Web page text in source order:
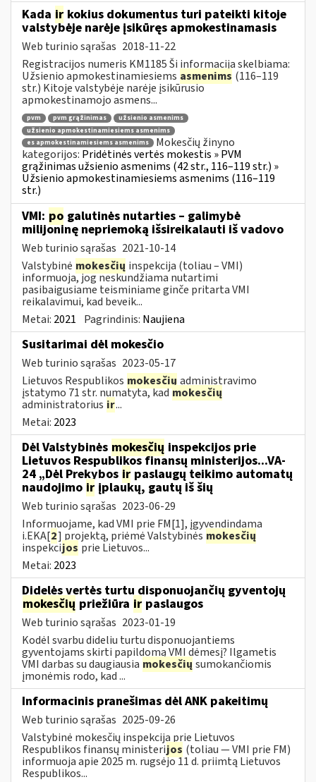
Kada ir kokius dokumentus turi pateikti kitoje
valstybėje narėje įsikūręs apmokestinamasis
Web turinio sąrašas 2018-11-22
Registracijos numeris KM1185 Ši informacija skelbiama:
Užsienio apmokestinamiesiems asmenims (116–119
str.) Kitoje valstybėje narėje įsikūrusio
apmokestinamojo asmens...
pvm pvm grąžinimas
užsienio asmenims
užsienio apmokestinamiesiems asmenims
es apmokestinamiesiems asmenims
Mokesčių žinyno
kategorijos: Pridėtinės vertės mokestis » PVM
grąžinimas užsienio asmenims (42 str., 116–119 str.) »
Užsienio apmokestinamiesiems asmenims (116–119
str.)
VMI: po galutinės nutarties – galimybė
milijoninę nepriemoką išsireikalauti iš vadovo
Web turinio sąrašas 2021-10-14
Valstybinė mokesčių inspekcija (toliau – VMI)
informuoja, jog neskundžiama nutartimi
pasibaigusiame teisminiame ginče pritarta VMI
reikalavimui, kad beveik...
Metai: 2021 Pagrindinis: Naujiena
Susitarimai dėl mokesčio
Web turinio sąrašas 2023-05-17
Lietuvos Respublikos mokesčių administravimo
įstatymo 71 str. numatyta, kadmokesčių
administratorius ir...
Metai: 2023
Dėl Valstybinės mokesčių inspekcijos prie
Lietuvos Respublikos finansų ministerijos...VA-
24 „Dėl Prekybos ir paslaugų teikimo automatų
naudojimo ir įplaukų, gautų iš šių
Web turinio sąrašas 2023-06-29
Informuojame, kad VMI prie FM[1], įgyvendindama
i.EKA[2] projektą, priėmė Valstybinės mokesčių
inspekcijos prie Lietuvos...
Metai: 2023
Didelės vertės turtu disponuojančių gyventojų
mokesčių priežiūra ir paslaugos
Web turinio sąrašas 2023-01-19
Kodėl svarbu dideliu turtu disponuojantiems
gyventojams skirti papildomą VMI dėmesį? Ilgametis
VMI darbas su daugiausia mokesčių sumokančiomis
įmonėmis rodo, kad ...
Informacinis pranešimas dėl ANK pakeitimų
Web turinio sąrašas 2025-09-26
Valstybinė mokesčių inspekcija prie Lietuvos
Respublikos finansų ministerijos (toliau — VMI prie FM)
informuoja apie 2025 m. rugsėjo 11 d. priimtą Lietuvos
Respublikos...